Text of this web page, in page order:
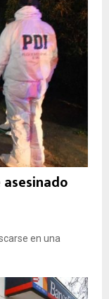
en una